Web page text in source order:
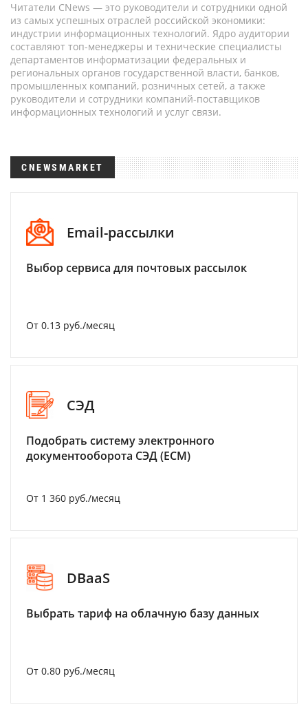
Читатели CNews — это руководители и сотрудники одной
из самых успешных отраслей российской экономики:
индустрии информационных технологий. Ядро аудитории
составляют топ-менеджеры и технические специалисты
департаментов информатизации федеральных и
региональных органов государственной власти, банков,
промышленных компаний, розничных сетей, а также
руководители и сотрудники компаний-поставщиков
информационных технологий и услуг связи.
CNEWSMARKET
Email-рассылки
Выбор сервиса для почтовых рассылок
От 0.13 руб./месяц
СЭД
Подобрать систему электронного
документооборота СЭД (ECM)
От 1 360 руб./месяц
DBaaS
Выбрать тариф на облачную базу данных
От 0.80 руб./месяц